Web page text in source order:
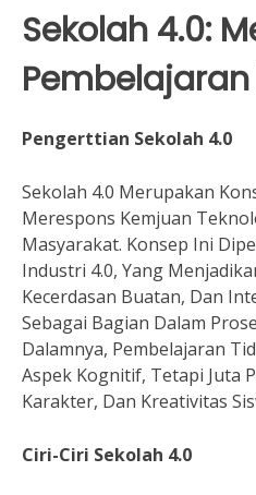
Sekolah 4.0:
Pengerttian Sekolah 4.0
Sekolah 4.0 Merupakan
Merespons Kemjuan
Masyarakat. Konsep Ini
Industri 4.0, Yang
Kecerdasan Buatan, Dan
Sebagai Bagian Dalam
Dalamnya, Pembelajaran
Aspek Kognitif, Tetapi Juta
Karakter, Dan Kreativitas
Ciri-Ciri Sekolah 4.0